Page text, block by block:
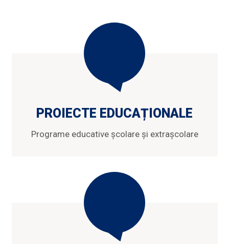
PROIECTE EDUCAȚIONALE
Programe educative școlare și extrașcolare